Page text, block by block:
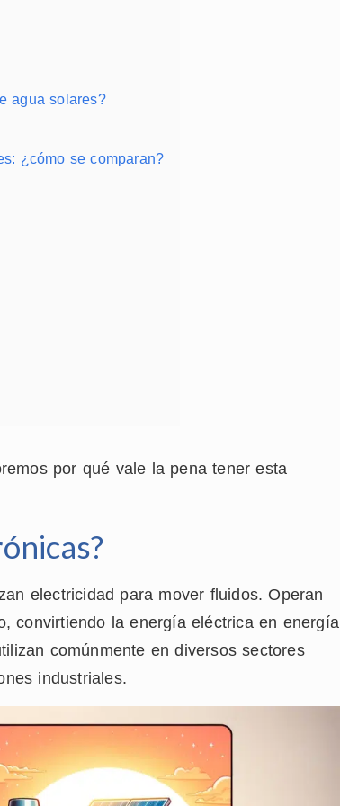
agua solares?
¿cómo se comparan?
por qué vale la pena tener esta
electricidad para mover fluidos. Operan
convirtiendo la energía eléctrica en energía
comúnmente en diversos sectores
industriales.